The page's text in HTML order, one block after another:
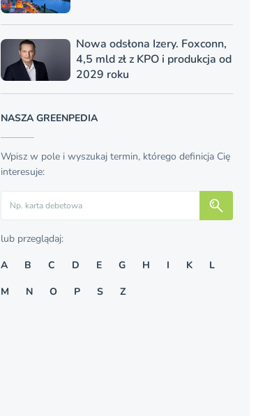
Nowa odsłona Izery. Foxconn,
4,5 mld zł z KPO i produkcja od
2029 roku
NASZA GREENPEDIA
Wpisz w pole i wyszukaj termin, którego definicja Cię
interesuje:
lub przeglądaj:
A
B C D E G H I K
L
M
N O P S Z